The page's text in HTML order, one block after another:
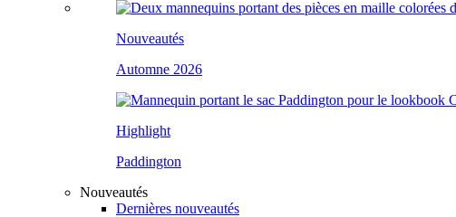
Nouveautés
Automne 2026
Highlight
Paddington
Nouveautés
Dernières nouveautés